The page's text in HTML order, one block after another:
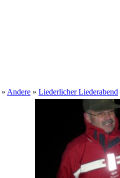
» Andere » Liederlicher Liederabend